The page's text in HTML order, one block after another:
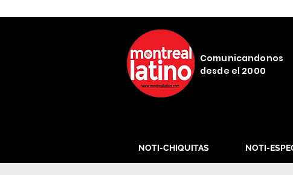
Comunicandonos
desde el 2000
NOTI-CHIQUITAS NOTI-